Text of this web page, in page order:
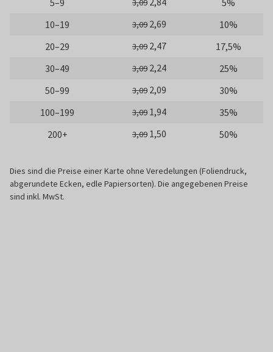
5–9 3,09
5%
10–19
3,09 2,69
10%
20–29
3,09 2,47
17,5%
30–49
3,09 2,24
25%
50–99
3,09 2,09
30%
100–199
3,09 1,94
35%
200+
3,09 1,50 50%
Dies sind die Preise einer Karte ohne Veredelungen (Foliendruck,
abgerundete Ecken, edle Papiersorten). Die angegebenen Preise
sind inkl. MwSt.